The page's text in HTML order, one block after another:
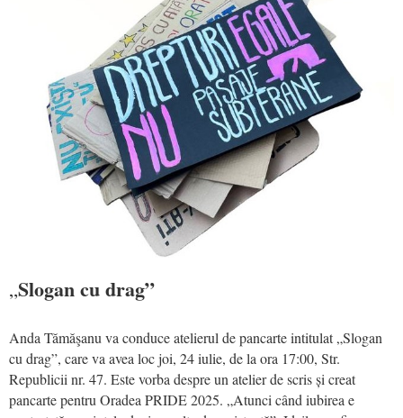
„Slogan cu drag”
Anda Tămăşanu va conduce atelierul de pancarte intitulat „Slogan
cu drag”, care va avea loc joi, 24 iulie, de la ora 17:00, Str.
Republicii nr. 47. Este vorba despre un atelier de scris și creat
pancarte pentru Oradea PRIDE 2025. „Atunci când iubirea e